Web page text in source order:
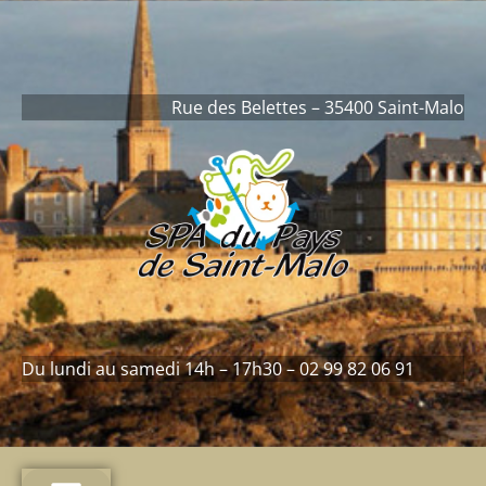
Rue des Belettes – 35400 Saint-Malo
Du lundi au samedi 14h – 17h30 – 02 99 82 06 91